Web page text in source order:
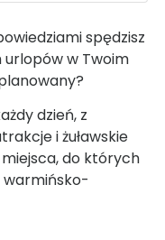
spędzisz
urlopów w Twoim
dzień, z
i żuławskie
do których